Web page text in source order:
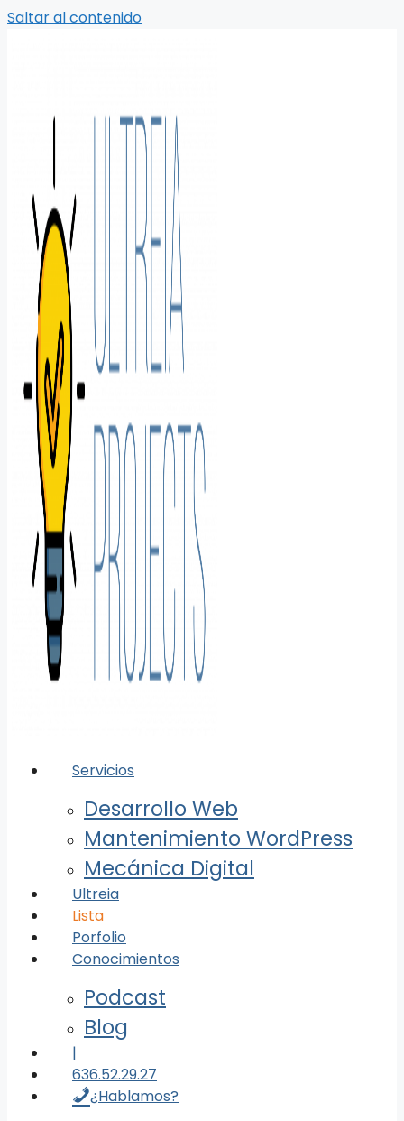
Saltar al contenido
Servicios
Desarrollo Web
Mantenimiento WordPress
Mecánica Digital
Ultreia
Lista
Porfolio
Conocimientos
Podcast
Blog
|
636.52.29.27
¿Hablamos?